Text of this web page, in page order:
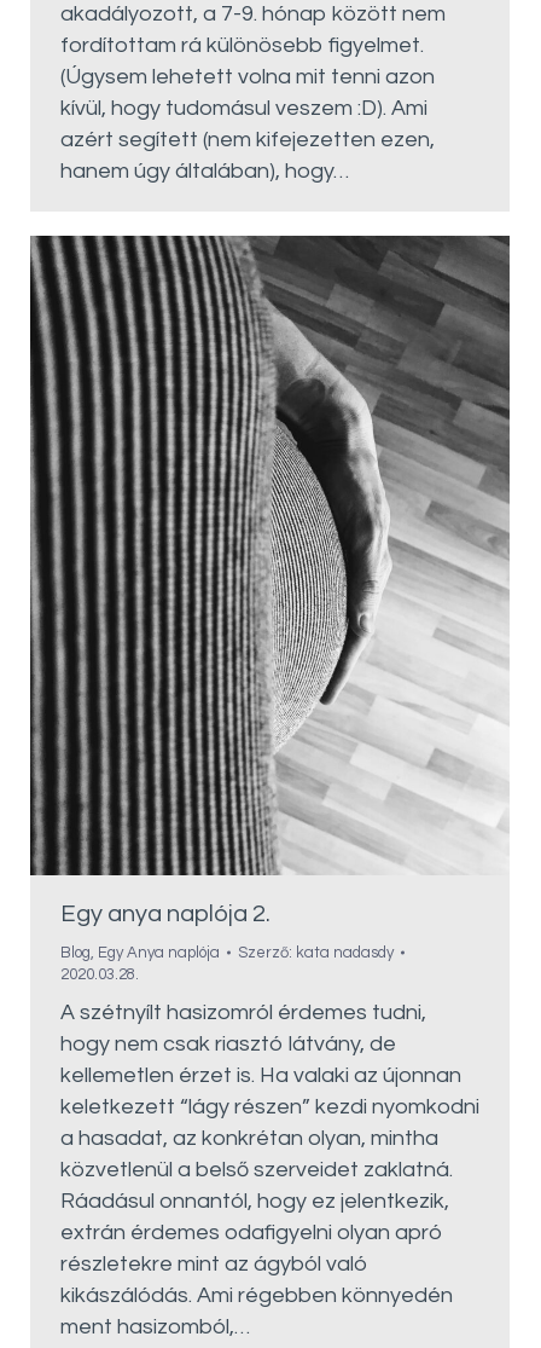
akadályozott, a 7-9. hónap között nem
fordítottam rá különösebb figyelmet.
(Úgysem lehetett volna mit tenni azon
kívül, hogy tudomásul veszem :D). Ami
azért segített (nem kifejezetten ezen,
hanem úgy általában), hogy…
Egy anya naplója 2.
Blog, Egy Anya naplója Szerző: kata nadasdy
2020.03.28.
A szétnyílt hasizomról érdemes tudni,
hogy nem csak riasztó látvány, de
kellemetlen érzet is. Ha valaki az újonnan
keletkezett “lágy részen” kezdi nyomkodni
a hasadat, az konkrétan olyan, mintha
közvetlenül a belső szerveidet zaklatná.
Ráadásul onnantól, hogy ez jelentkezik,
extrán érdemes odafigyelni olyan apró
részletekre mint az ágyból való
kikászálódás. Ami régebben könnyedén
ment hasizomból,…